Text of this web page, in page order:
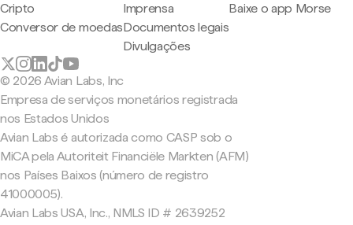
Cripto
Conversor de moedas
Imprensa
Documentos legais
Divulgações
Baixe o app Morse
© 2026 Avian Labs, Inc
Empresa de serviços monetários registrada
nos Estados Unidos
Avian Labs é autorizada como CASP sob o
MiCA pela Autoriteit Financiële Markten (AFM)
nos Países Baixos (número de registro
41000005).
Avian Labs USA, Inc., NMLS ID # 2639252